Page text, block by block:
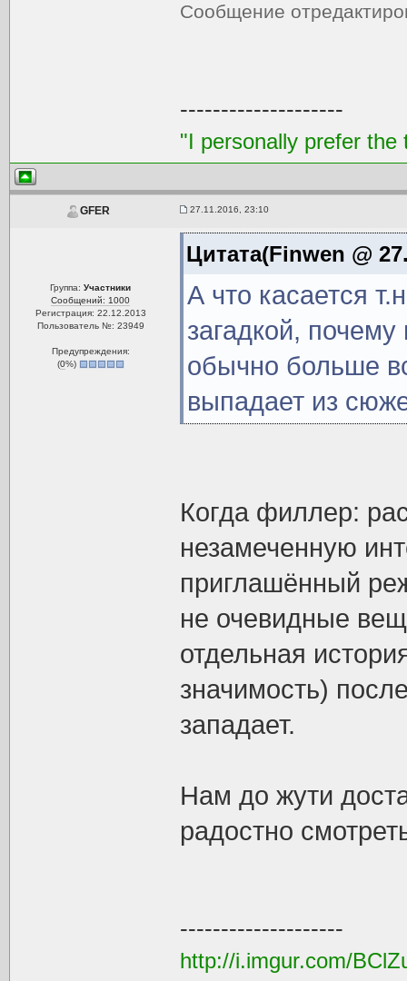
Сообщение
--------------------
"I personally prefer
GFER 27.11.2016, 23:10
Группа:Участники
Сообщений: 1000
Регистрация: 22.12.2013
Пользователь №: 23949
Предупреждения:
(0%)
Цитата(Finwen @
А что касается
загадкой,
обычно больше
выпадает из
Когда филлер:
незамеченную
приглашённый
не очевидные
отдельная
значимость)
западает.
Нам до жути
радостно
--------------------
http://i.imgur.com/